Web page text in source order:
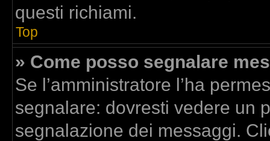
questi richiami.
Top
» Come posso segnalare
Se l’amministratore l’ha
segnalare: dovresti vedere un
segnalazione dei messaggi.